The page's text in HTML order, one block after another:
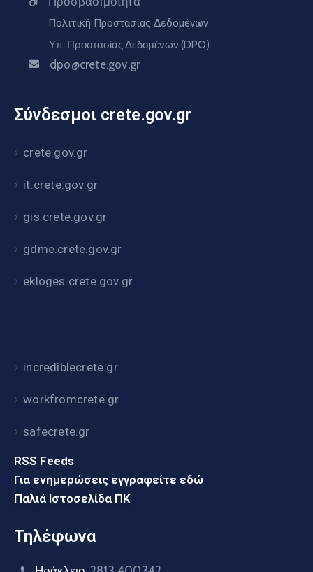
Πολιτική Προστασίας Δεδομένων
Υπ. Προστασίας Δεδομένων (DPO)
dpo@crete.gov.gr
Σύνδεσμοι crete.gov.gr
crete.gov.gr
it.crete.gov.gr
gis.crete.gov.gr
gdme.crete.gov.gr
ekloges.crete.gov.gr
incrediblecrete.gr
workfromcrete.gr
safecrete.gr
RSS Feeds
Για ενημερώσεις εγγραφείτε εδώ
Παλιά Ιστοσελίδα ΠΚ
Τηλέφωνα